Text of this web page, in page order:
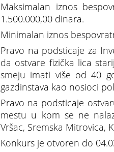
Maksimalan iznos
1.500.000,00 dinara.
Minimalan iznos
Pravo na podsticaje za
da ostvare fizička lica
smeju imati više od 40
gazdinstava kao nosioci
Pravo na podsticaje
mestu u kom se ne
Vršac, Sremska Mitrovica,
Konkurs je otvoren do